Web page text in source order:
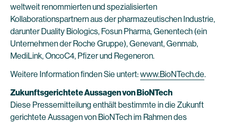
weltweit renommierten und spezialisierten
Kollaborationspartnern aus der pharmazeutischen Industrie,
darunter Duality Biologics, Fosun Pharma, Genentech (ein
Unternehmen der Roche Gruppe), Genevant, Genmab,
MediLink, OncoC4, Pfizer und Regeneron.
Weitere Information finden Sie untert:www.BioNTech.de.
Zukunftsgerichtete Aussagen von BioNTech
Diese Pressemitteilung enthält bestimmte in die Zukunft
gerichtete Aussagen von BioNTech im Rahmen des